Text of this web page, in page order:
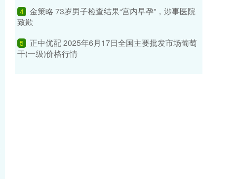
4 金策略 73岁男子检查结果“宫内早孕”，涉事医院
致歉
5
正中优配 2025年6月17日全国主要批发市场葡萄
干(一级)价格行情